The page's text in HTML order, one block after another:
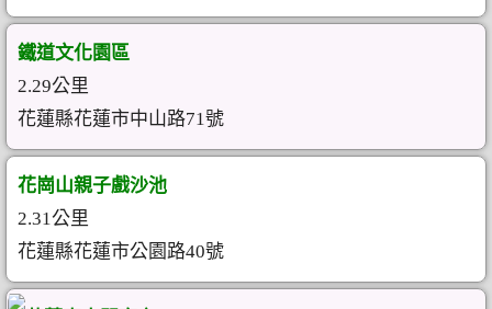
鐵道文化園區
2.29公里
花蓮縣花蓮市中山路71號
花崗山親子戲沙池
2.31公里
花蓮縣花蓮市公園路40號